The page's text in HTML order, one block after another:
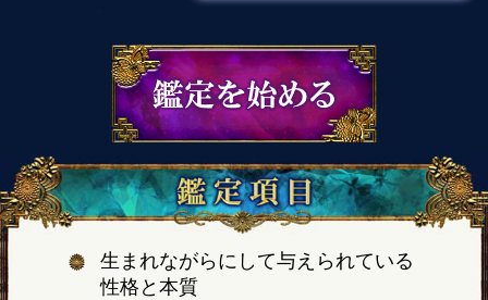
生まれながらにして与えられている
性格と本質